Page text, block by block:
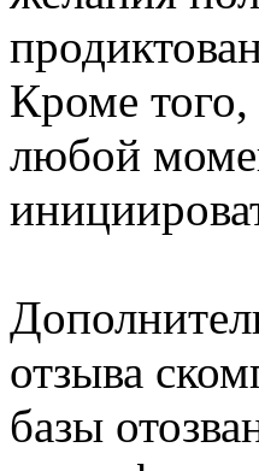
Кроме того,
любой
отзыва
базы